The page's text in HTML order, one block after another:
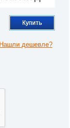
Купить
Нашли дешевле?